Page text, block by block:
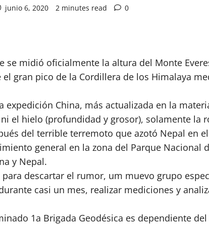
junio 6, 2020 2 minutes read 0
se midió oficialmente la altura del Monte
gran pico de la Cordillera de los Himalaya
expedición China, más actualizada en la
el hielo (profundidad y grosor), solamente la
del terrible terremoto que azotó Nepal en
general en la zona del Parque Nacional
y Nepal.
descartar el rumor, um muevo grupo
casi un mes, realizar mediciones y
1a Brigada Geodésica es dependiente